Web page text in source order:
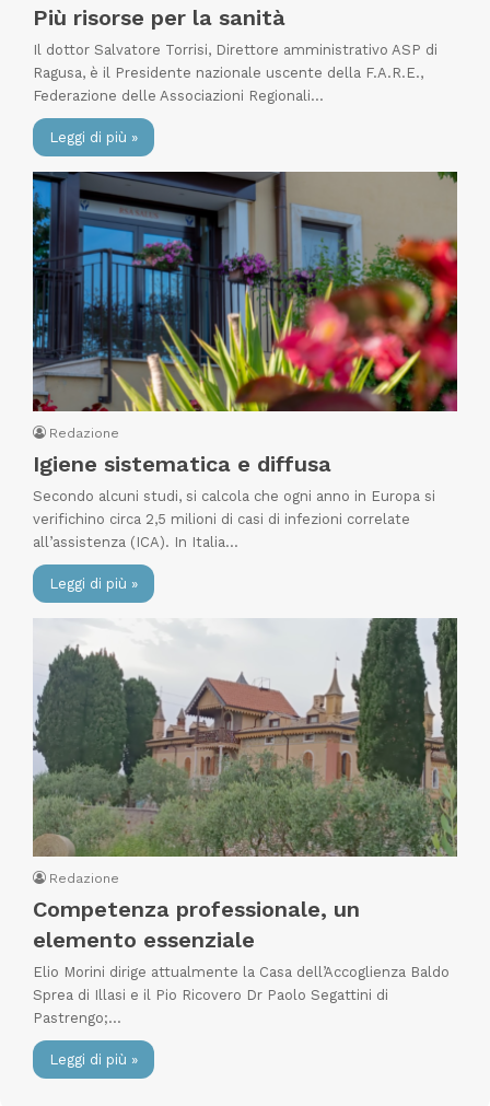
Più risorse per la sanità
Il dottor Salvatore Torrisi, Direttore amministrativo ASP di
Ragusa, è il Presidente nazionale uscente della F.A.R.E.,
Federazione delle Associazioni Regionali…
Leggi di più »
Redazione
Igiene sistematica e diffusa
Secondo alcuni studi, si calcola che ogni anno in Europa si
verifichino circa 2,5 milioni di casi di infezioni correlate
all’assistenza (ICA). In Italia…
Leggi di più »
Redazione
Competenza professionale, un
elemento essenziale
Elio Morini dirige attualmente la Casa dell’Accoglienza Baldo
Sprea di Illasi e il Pio Ricovero Dr Paolo Segattini di
Pastrengo;…
Leggi di più »